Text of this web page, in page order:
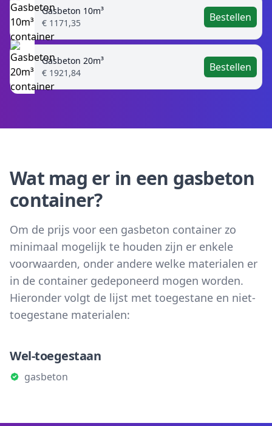
Gasbeton 10m³
€ 1171,35
Bestellen
Gasbeton 20m³
€ 1921,84
Bestellen
Wat mag er in een gasbeton
container?
Om de prijs voor een gasbeton container zo
minimaal mogelijk te houden zijn er enkele
voorwaarden, onder andere welke materialen er
in de container gedeponeerd mogen worden.
Hieronder volgt de lijst met toegestane en niet-
toegestane materialen:
Wel-toegestaan
gasbeton